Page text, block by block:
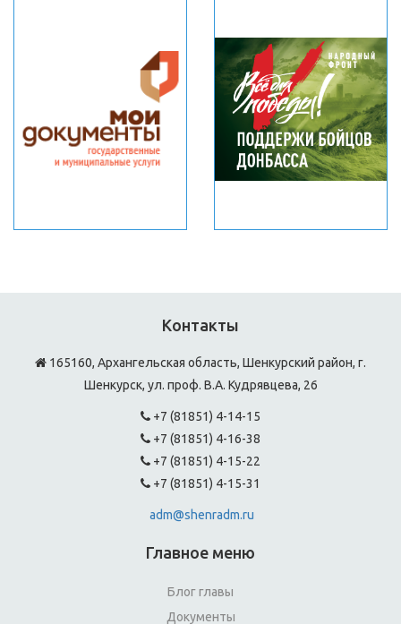
Контакты
165160, Архангельская область, Шенкурский район, г.
Шенкурск, ул. проф. В.А. Кудрявцева, 26
+7 (81851) 4-14-15
+7 (81851) 4-16-38
+7 (81851) 4-15-22
+7 (81851) 4-15-31
adm@shenradm.ru
Главное меню
Блог главы
Документы